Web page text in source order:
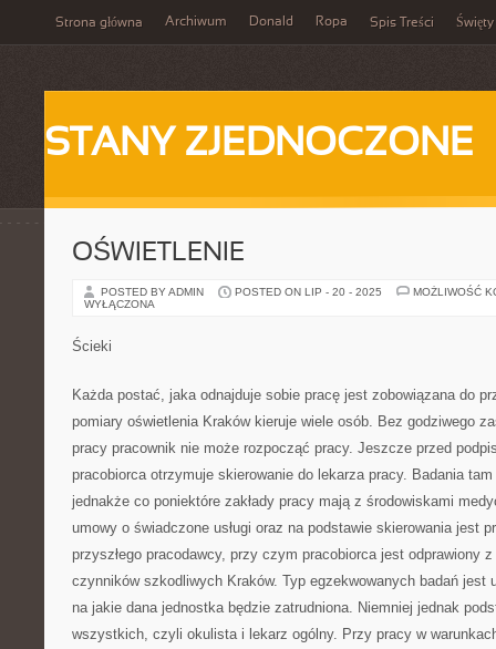
Strona główna Archiwum Donald Ropa Spis Treści Święty
STANY ZJEDNOCZONE
OŚWIETLENIE
POSTED BY ADMIN POSTED ON LIP - 20 - 2025
MOŻLIWOŚĆ
WYŁĄCZONA
Ścieki
Każda postać, jaka odnajduje sobie pracę jest zobowiązana do
pomiary oświetlenia Kraków kieruje wiele osób. Bez godziwego
pracy pracownik nie może rozpocząć pracy. Jeszcze przed
pracobiorca otrzymuje skierowanie do lekarza pracy. Badania tam
jednakże co poniektóre zakłady pracy mają z środowiskami
umowy o świadczone usługi oraz na podstawie skierowania jest
przyszłego pracodawcy, przy czym pracobiorca jest odprawiony z
czynników szkodliwych Kraków. Typ egzekwowanych badań jest
na jakie dana jednostka będzie zatrudniona. Niemniej jednak
wszystkich, czyli okulista i lekarz ogólny. Przy pracy w